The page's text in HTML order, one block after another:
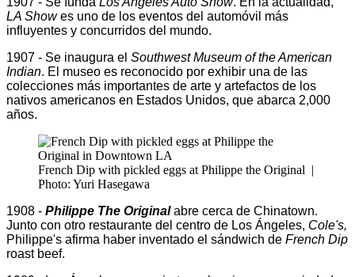
LA Showes uno de los eventos del automóvil más
influyentes y concurridos del mundo.
1907 - Se inaugura el Southwest Museum of the American
Indian. El museo es reconocido por exhibir una de las
colecciones más importantes de arte y artefactos de los
nativos americanos en Estados Unidos, que abarca 2,000
años.
French Dip with pickled eggs at Philippe the Original |
Photo: Yuri Hasegawa
1908 - Philippe The Original abre cerca de Chinatown.
Junto con otro restaurante del centro de Los Ángeles, Cole's,
Philippe's afirma haber inventado el sándwich de French Dip
roast beef.